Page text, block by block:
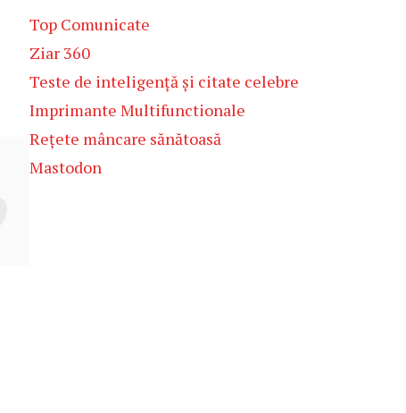
Top Comunicate
Ziar 360
Teste de inteligență și citate celebre
Imprimante Multifunctionale
Rețete mâncare sănătoasă
Mastodon